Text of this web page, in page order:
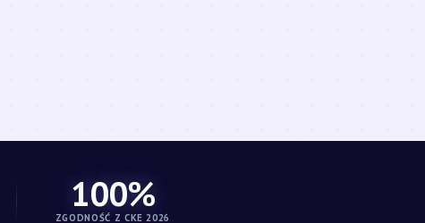
100%
ZGODNOŚĆ Z CKE 2026